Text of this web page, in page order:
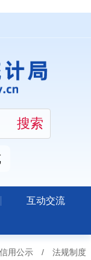
互动交流
用公示 / 法规制度